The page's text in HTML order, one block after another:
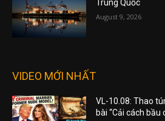
Trung Quốc
August 9, 2026
VIDEO MỚI NHẤT
VL-10.08: Thao
bài “Cải cách bầu